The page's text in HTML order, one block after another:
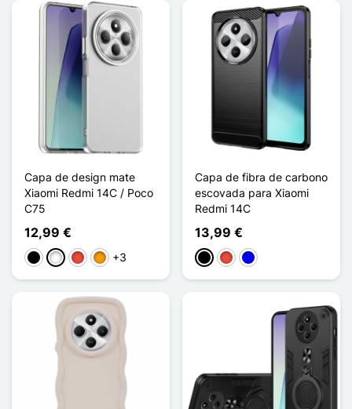
Capa de design mate
Xiaomi Redmi 14C / Poco
C75
12,99 €
PretoBrancoVermelho
Laranja
+3
Capa de fibra de carbono
escovada para Xiaomi
Redmi 14C
13,99 €
PretoVermelho
Azul